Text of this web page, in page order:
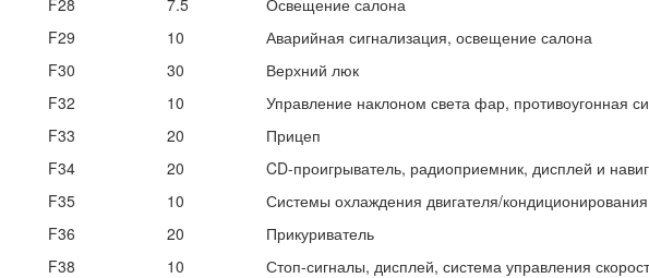
F29
10
Аварийная сигнализация, освещение салона
F30
30
Верхний люк
F32
10
Управление наклоном света фар, противоугонная
F33
20
Прицеп
F34
20
CD-проигрыватель, радиоприемник, дисплей и
F35
10
Системы охлаждения двигателя/кондиционирования
F36
20
Прикуриватель
F38
10
Стоп-сигналы, дисплей, система управления